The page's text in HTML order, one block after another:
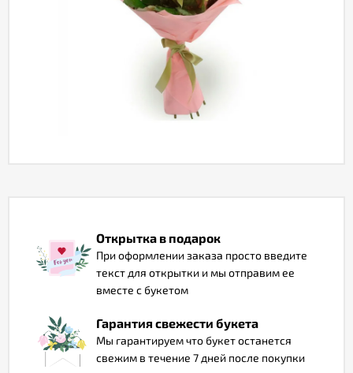
Открытка в подарок
При оформлении заказа просто введите
текст для открытки и мы отправим ее
вместе с букетом
Гарантия свежести букета
Мы гарантируем что букет останется
свежим в течение 7 дней после покупки